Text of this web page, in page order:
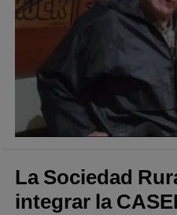
La Sociedad
integrar la